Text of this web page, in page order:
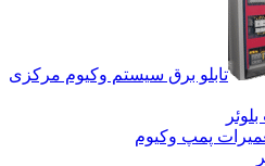
تابلو برق سیستم وکیوم مرکزی
پمپ وکیوم